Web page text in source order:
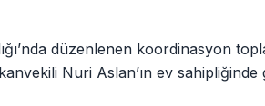
düzenlenen koordinasyon
Nuri Aslan’ın ev sahipliğinde